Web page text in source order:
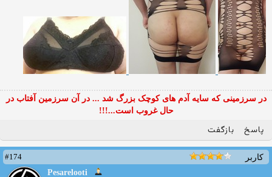
در سرزمینی که سایه آدم های کوچک بزرگ شد ... در آن سرزمین آفتاب در
حال غروب است...!!!
پاسخ بازگفت
کاربر
#174
Pesarelooti